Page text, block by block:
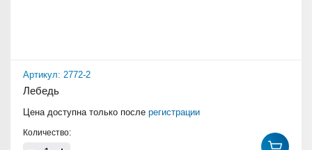
Артикул: 2772-2
Лебедь
Цена доступна только после регистрации
Количество: